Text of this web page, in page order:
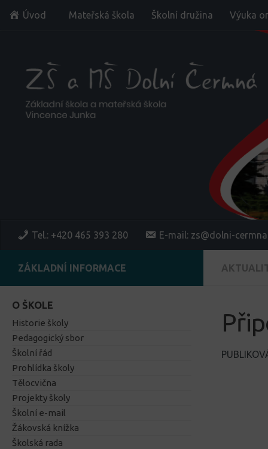
Skip to content
Úvod Mateřská škola Školní družina Výuka
Tel.: +420 465 393 280 E-mail: zs@dolni-
ZÁKLADNÍ INFORMACE
O ŠKOLE
Historie školy
Pedagogický sbor
Školní řád
Prohlídka školy
Tělocvična
Projekty školy
Školní e-mail
Žákovská knížka
Školská rada